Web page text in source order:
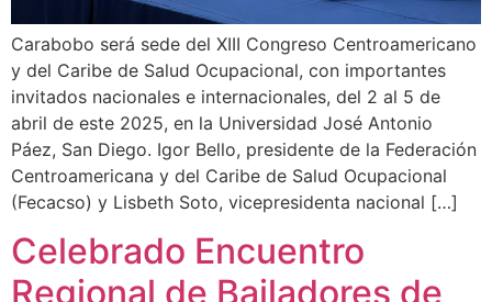
Carabobo será sede del XIII Congreso Centroamericano
y del Caribe de Salud Ocupacional, con importantes
invitados nacionales e internacionales, del 2 al 5 de
abril de este 2025, en la Universidad José Antonio
Páez, San Diego. Igor Bello, presidente de la Federación
Centroamericana y del Caribe de Salud Ocupacional
(Fecacso) y Lisbeth Soto, vicepresidenta nacional […]
Celebrado Encuentro
Regional de Bailadores de